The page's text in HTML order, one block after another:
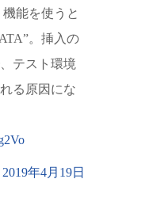
機能を使うと
。挿入の
テスト環境
る原因にな
2019年4月19日